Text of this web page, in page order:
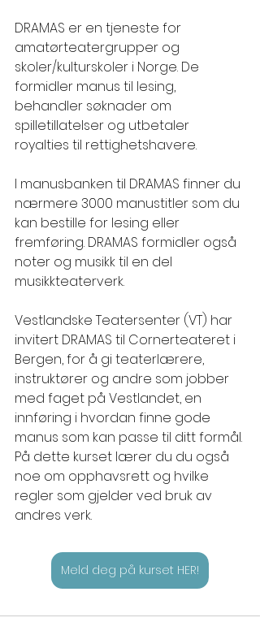
DRAMAS er en tjeneste for
amatørteatergrupper og
skoler/kulturskoler i Norge. De
formidler manus til lesing,
behandler søknader om
spilletillatelser og utbetaler
royalties til rettighetshavere.
I manusbanken til DRAMAS finner du
nærmere 3000 manustitler som du
kan bestille for lesing eller
fremføring. DRAMAS formidler også
noter og musikk til en del
musikkteaterverk.
Vestlandske Teatersenter (VT) har
invitert DRAMAS til Cornerteateret i
Bergen, for å gi teaterlærere,
instruktører og andre som jobber
med faget på Vestlandet, en
innføring i hvordan finne gode
manus som kan passe til ditt formål.
På dette kurset lærer du du også
noe om opphavsrett og hvilke
regler som gjelder ved bruk av
andres verk.
Meld deg på kurset HER!